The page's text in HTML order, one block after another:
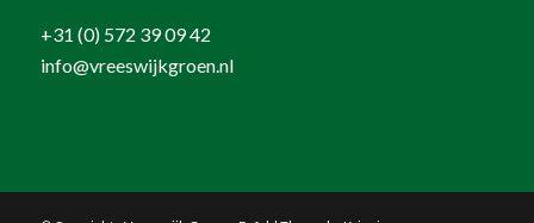
+31 (0) 572 39 09 42
info@vreeswijkgroen.nl